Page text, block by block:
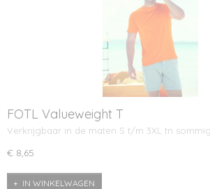
FOTL Valueweight T
Verkrijgbaar in de maten S t/m 3XL tn
€ 8,65
IN WINKELWAGEN